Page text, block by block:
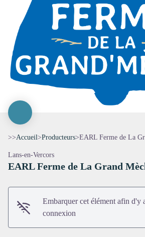
>>Accueil>Producteurs>EARL Ferme de La
Lans-en-Vercors
EARL Ferme de La Grand
Embarquer cet élément afin d'y
connexion